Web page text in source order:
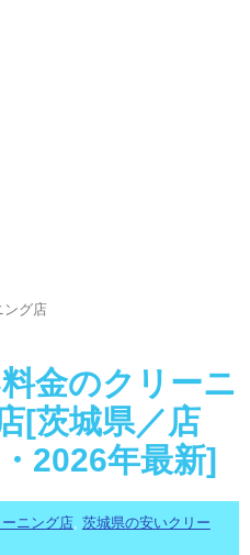
ング店
金のクリーニ
[茨城県／店
2026年最新]
ニング店, 茨城県の安いクリー